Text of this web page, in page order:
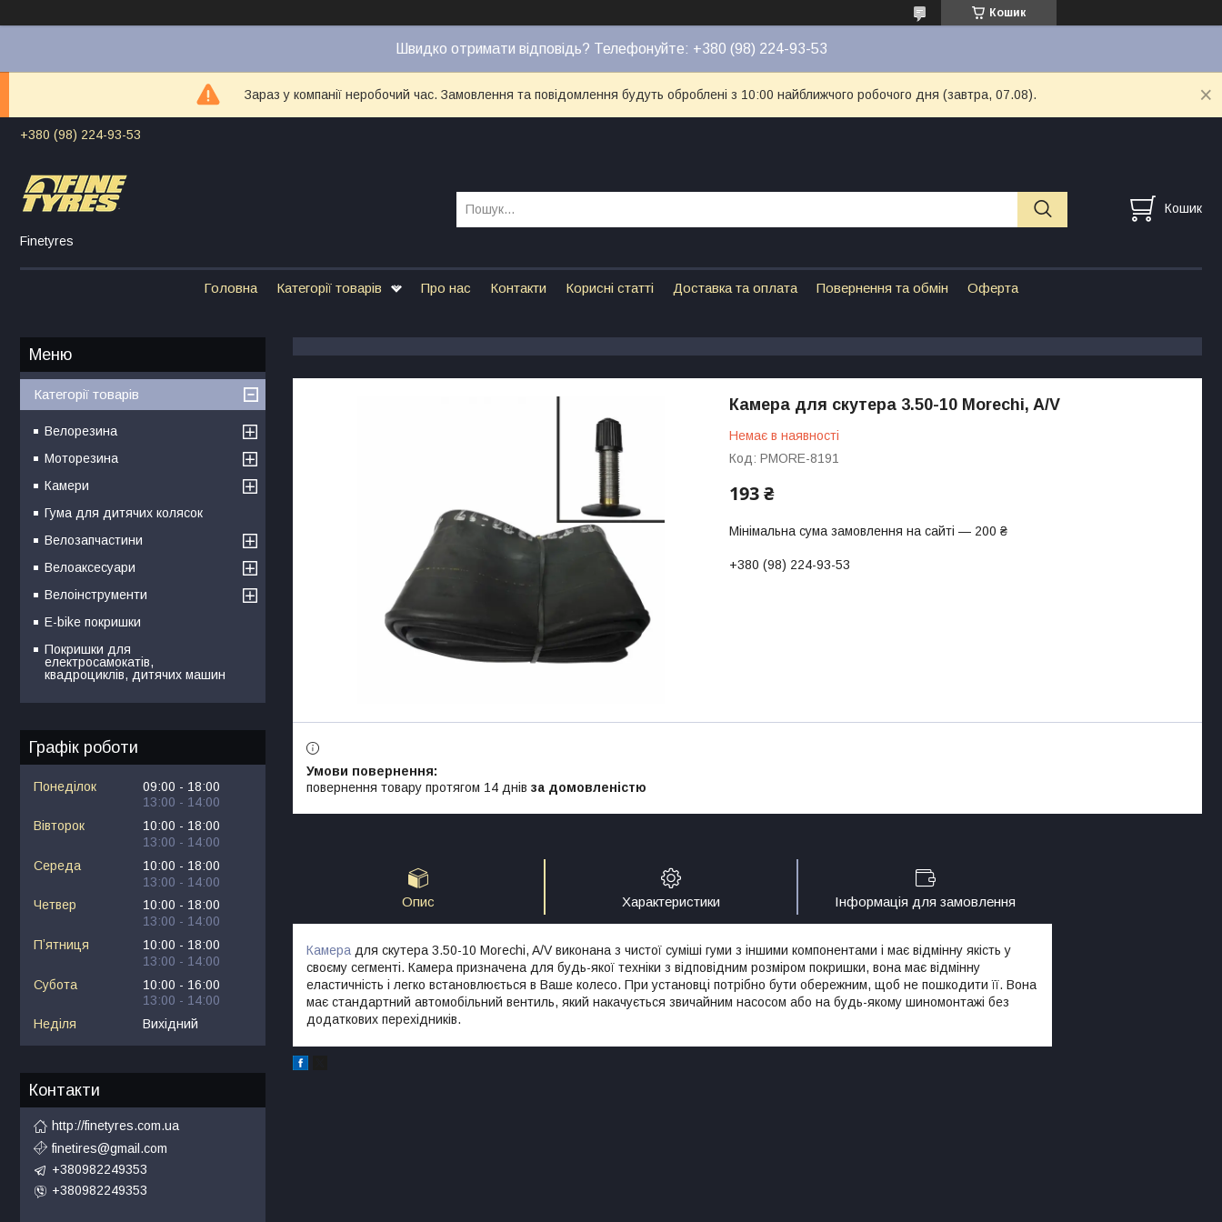
Кошик
Швидко отримати відповідь? Телефонуйте: +380 (98) 224-93-53
Зараз у компанії неробочий час. Замовлення та повідомлення будуть оброблені з 10:00 найближчого робочого дня (завтра, 07.08).
+380 (98) 224-93-53
Finetyres
Кошик
Головна Категорії товарів Про нас Контакти Корисні статті Доставка та оплата Повернення та обмін Оферта
Камера для скутера 3.50-10 Morechi, A/V
Немає в наявності
Код: PMORE-8191
193 ₴
Мінімальна сума замовлення на сайті — 200 ₴
+380 (98) 224-93-53
повернення товару протягом 14 днів за домовленістю
Опис Характеристики Інформація для замовлення
Камера для скутера 3.50-10 Morechi, A/V виконана з чистої суміші гуми з іншими компонентами і має відмінну якість у
своєму сегменті. Камера призначена для будь-якої техніки з відповідним розміром покришки, вона має відмінну
еластичність і легко встановлюється в Ваше колесо. При установці потрібно бути обережним, щоб не пошкодити її. Вона
має стандартний автомобільний вентиль, який накачується звичайним насосом або на будь-якому шиномонтажі без
додаткових перехідників.
Категорії товарів
Велорезина
Моторезина
Камери
Гума для дитячих колясок
Велозапчастини
Велоаксесуари
Велоінструменти
E-bike покришки
Покришки для
електросамокатів,
квадроциклів, дитячих машин
Графік роботи
Понеділок 09:00
18:00
13:00
14:00
Вівторок
10:00
18:00
13:00
14:00
Середа
10:00
18:00
13:00
14:00
Четвер
10:00
18:00
13:00
14:00
Пʼятниця
10:00
18:00
13:00
14:00
Субота
10:00
16:00
13:00
14:00
Неділя
Вихідний
Контакти
http://finetyres.com.ua
finetires@gmail.com
+380982249353
+380982249353